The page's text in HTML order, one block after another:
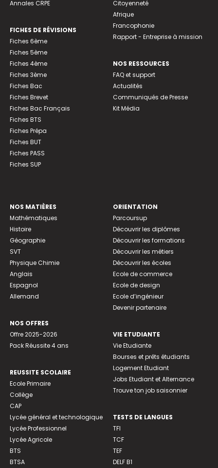
Annales CRPE
FICHES DE RÉVISIONS
Fiches 6ème
Fiches 5ème
Fiches 4ème
Fiches 3ème
Fiches Bac
Fiches Brevet
Fiches Bac Français
Fiches BTS
Fiches Prépa
Fiches BUT
Fiches PASS
Fiches SUP
Citoyenneté
Afrique
Francophonie
Rapport - Entreprise à mission
NOS RESSOURCES
FAQ et support
Actualités
Communiqués de Presse
Kit Média
NOS MATIÈRES
Mathématiques
Histoire
Géographie
SVT
Physique Chimie
Anglais
Espagnol
Allemand
NOS OFFRES
Offre 2025-2026
Pack Réussite 4 ans
REUSSITE SCOLAIRE
Ecole Primaire
Collège
CAP
Lycée général et technologique
Lycée Professionnel
Lycée Agricole
BTS
BTSA
ORIENTATION
Parcoursup
Découvrir les diplômes
Découvrir les formations
Découvrir les métiers
Découvrir les écoles
Ecole de commerce
Ecole de design
Ecole d’ingénieur
Devenir partenaire
VIE ETUDIANTE
Vie Etudiante
Bourses et prêts étudiants
Logement Etudiant
Jobs Etudiant et Alternance
Trouve ton job saisonnier
TESTS DE LANGUES
TFI
TCF
TEF
DELF B1